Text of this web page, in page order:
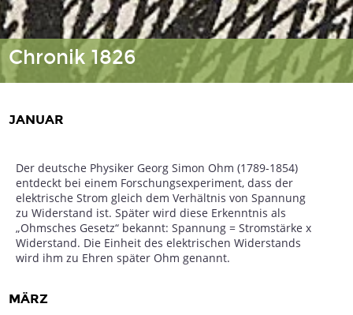
Chronik 1826
JANUAR
Der deutsche Physiker Georg Simon Ohm (1789-1854)
entdeckt bei einem Forschungsexperiment, dass der
elektrische Strom gleich dem Verhältnis von Spannung
zu Widerstand ist. Später wird diese Erkenntnis als
„Ohmsches Gesetz“ bekannt: Spannung = Stromstärke x
Widerstand. Die Einheit des elektrischen Widerstands
wird ihm zu Ehren später Ohm genannt.
MÄRZ